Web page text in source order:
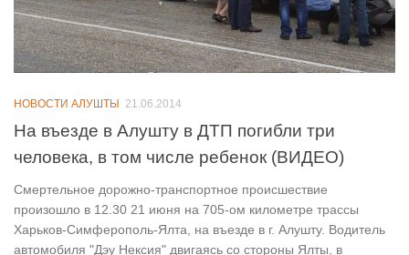
НОВОСТИ АЛУШТЫ 21.06.2014
На въезде в Алушту в ДТП погибли три
человека, в том числе ребенок (ВИДЕО)
Смертельное дорожно-транспортное происшествие
произошло в 12.30 21 июня на 705-ом километре трассы
Харьков-Симферополь-Ялта, на въезде в г. Алушту. Водитель
автомобиля "Дэу Нексия" двигаясь со стороны Ялты, в